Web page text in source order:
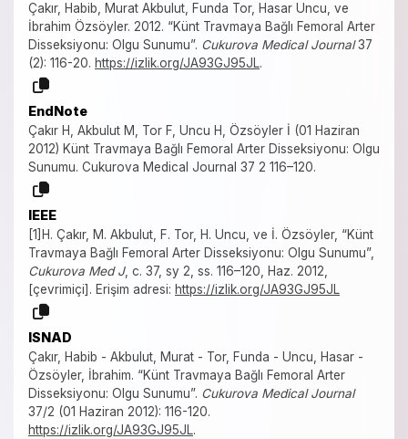
Çakır, Habib, Murat Akbulut, Funda Tor, Hasar Uncu, ve
İbrahim Özsöyler. 2012. “Künt Travmaya Bağlı Femoral Arter
Disseksiyonu: Olgu Sunumu”. Cukurova Medical Journal37
(2): 116-20. https://izlik.org/JA93GJ95JL.
EndNote
Çakır H, Akbulut M, Tor F, Uncu H, Özsöyler İ (01 Haziran
2012) Künt Travmaya Bağlı Femoral Arter Disseksiyonu: Olgu
Sunumu. Cukurova Medical Journal 37 2 116–120.
IEEE
[1]H. Çakır, M. Akbulut, F. Tor, H. Uncu, ve İ. Özsöyler, “Künt
Travmaya Bağlı Femoral Arter Disseksiyonu: Olgu Sunumu”,
Cukurova Med J, c. 37, sy 2, ss. 116–120, Haz. 2012,
[çevrimiçi]. Erişim adresi: https://izlik.org/JA93GJ95JL
ISNAD
Çakır, Habib - Akbulut, Murat - Tor, Funda - Uncu, Hasar -
Özsöyler, İbrahim. “Künt Travmaya Bağlı Femoral Arter
Disseksiyonu: Olgu Sunumu”. Cukurova Medical Journal
37/2 (01 Haziran 2012): 116-120.
https://izlik.org/JA93GJ95JL.